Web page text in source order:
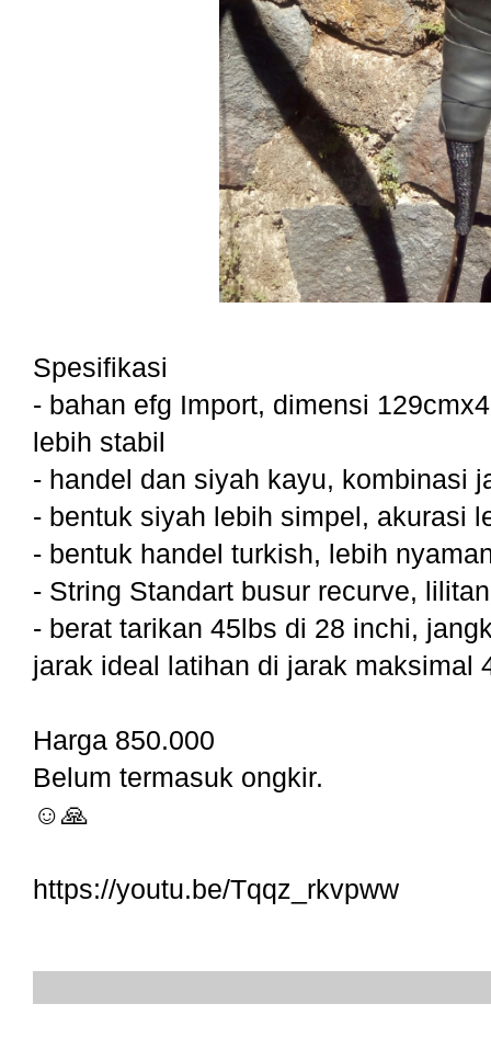
Spesifikasi
- bahan efg Import, dimensi
lebih stabil
- handel dan siyah kayu, kombinasi
- bentuk siyah lebih simpel, akurasi
- bentuk handel turkish, lebih
- String Standart busur recurve,
- berat tarikan 45lbs di 28 inchi,
jarak ideal latihan di jarak maksimal
Harga 850.000
Belum termasuk ongkir.
☺️🙏
https://youtu.be/Tqqz_rkvpww